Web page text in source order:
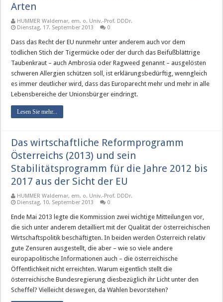
Arten
HUMMER Waldemar, em. o. Univ.-Prof. DDDr.
Dienstag, 17. September 2013
0
Dass das Recht der EU nunmehr unter anderem auch vor dem
tödlichen Stich der Tigermücke oder der durch das Beifußblättrige
Taubenkraut – auch Ambrosia oder Ragweed genannt – ausgelösten
schweren Allergien schützen soll, ist erklärungsbedürftig, wenngleich
es immer deutlicher wird, dass das Europarecht mehr und mehr in alle
Lebensbereiche der Unionsbürger eindringt.
Lesen Sie mehr...
Das wirtschaftliche Reformprogramm
Österreichs (2013) und sein
Stabilitätsprogramm für die Jahre 2012 bis
2017 aus der Sicht der EU
HUMMER Waldemar, em. o. Univ.-Prof. DDDr.
Dienstag, 10. September 2013
0
Ende Mai 2013 legte die Kommission zwei wichtige Mitteilungen vor,
die sich unter anderem detailliert mit der Qualität der österreichischen
Wirtschaftspolitik beschäftigten. In beiden werden Österreich relativ
gute Zensuren ausgestellt, die aber – wie so viele andere
europapolitische Informationen auch – die österreichische
Öffentlichkeit nicht erreichten. Warum eigentlich stellt die
österreichische Bundesregierung diesbezüglich ihr Licht unter den
Scheffel? Vielleicht deswegen, da Wahlen bevorstehen?